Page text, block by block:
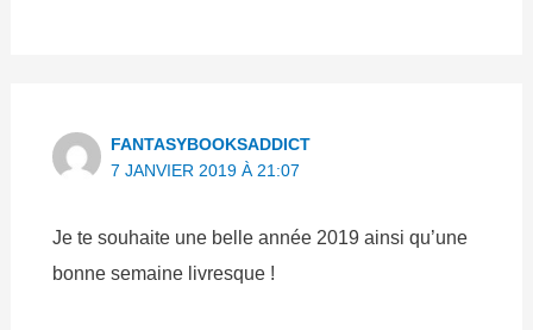
FANTASYBOOKSADDICT
7 JANVIER 2019 À 21:07
Je te souhaite une belle année 2019 ainsi qu’une
bonne semaine livresque !